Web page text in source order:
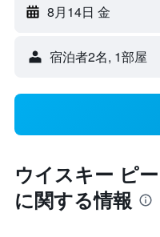
8月14日 金
宿泊者2名, 1​部屋
ウイスキー ピ
に関する情報